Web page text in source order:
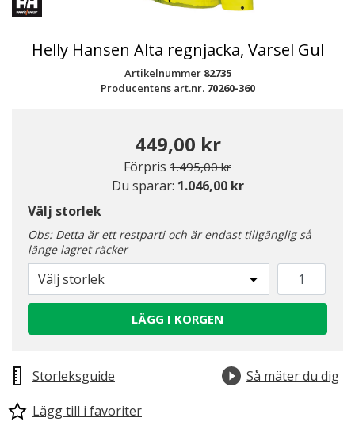
Helly Hansen Alta regnjacka, Varsel Gul
Artikelnummer 82735
Producentens art.nr. 70260-360
449,00 kr
Förpris Pris nedsatt från
1.495,00 krtill
Du sparar: 1.046,00 kr
Välj storlek
Obs: Detta är ett restparti och är endast tillgänglig så
länge lagret räcker
Välj storlek
LÄGG I KORGEN
Storleksguide
Så mäter du dig
Lägg till i favoriter